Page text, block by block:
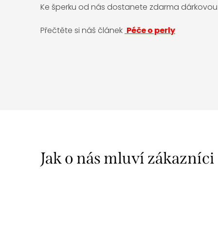
Ke šperku od nás dostanete zdarma dárkovou
Přečtěte si náš článek Péče o perly